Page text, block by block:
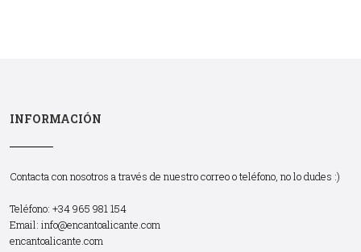
INFORMACIÓN
Contacta con nosotros a través de nuestro correo o teléfono, no lo dudes :)
Teléfono: +34 965 981 154
Email: info@encantoalicante.com
encantoalicante.com